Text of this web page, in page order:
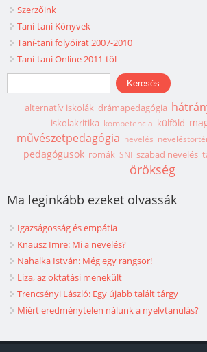
Szerzőink
Taní-tani Könyvek
Taní-tani folyóirat 2007-2010
Taní-tani Online 2011-től
Keresés űrlap
Keresés
alternatív iskolák drámapedagógia
iskolakritika kompetencia külföld
művészetpedagógia nevelés
pedagógusok romák SNI szabad nevelés
örökség
Ma leginkább ezeket olvassák
Igazságosság és empátia
Knausz Imre: Mi a nevelés?
Nahalka István: Még egy rangsor!
Liza, az oktatási menekült
Trencsényi László: Egy újabb talált tárgy
Miért eredménytelen nálunk a nyelvtanulás?